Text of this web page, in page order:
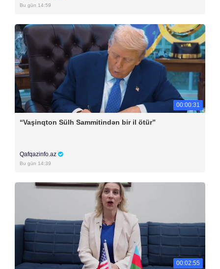
Bu gün 14:59
00:00:31
“Vaşinqton Sülh Sammitindən bir il ötür”
Qafqazinfo.az
Bu gün 14:39
00:02:55